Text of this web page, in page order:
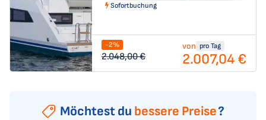
Sofortbuchung
-2%
2.048,00 €
von pro Tag
2.007,04 €
Möchtest du bessere Preise?